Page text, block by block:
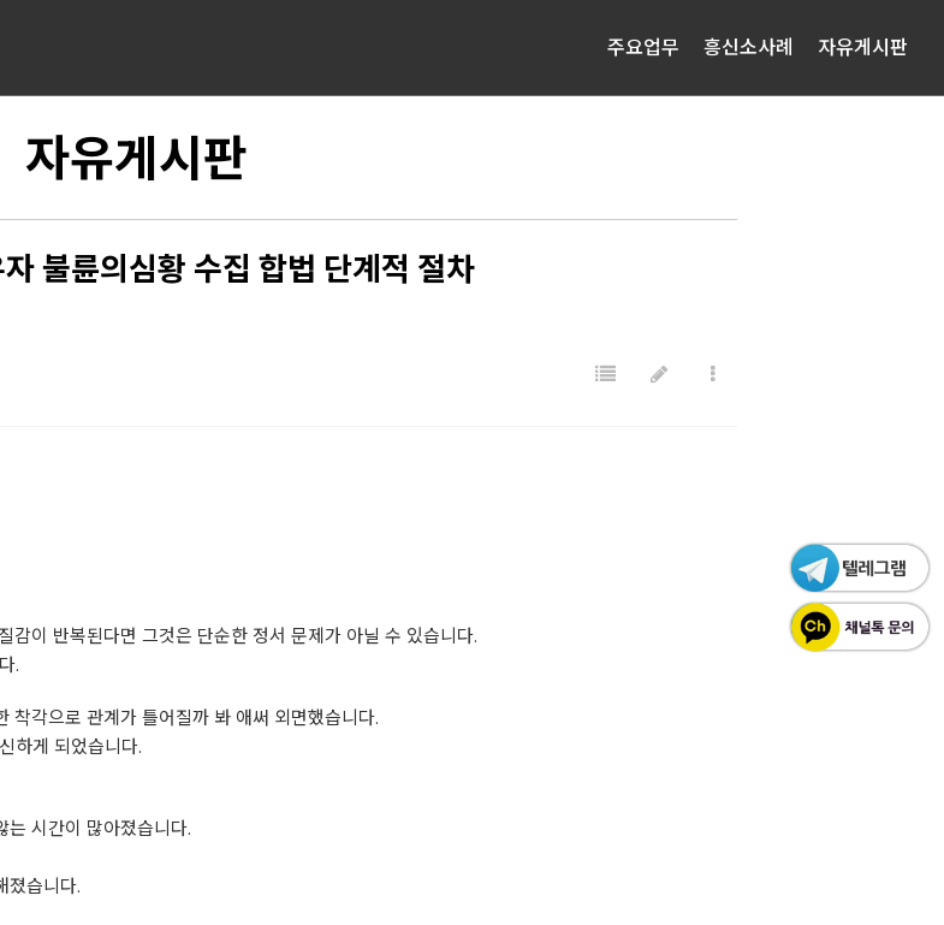
주요업무 흥신소사례 자유게시판
자유게시판
불륜의심황 수집 합법 단계적 절차
이 반복된다면 그것은 단순한 정서 문제가 아닐 수 있습니다.
.
착각으로 관계가 틀어질까 봐 애써 외면했습니다.
하게 되었습니다.
시간이 많아졌습니다.
졌습니다.